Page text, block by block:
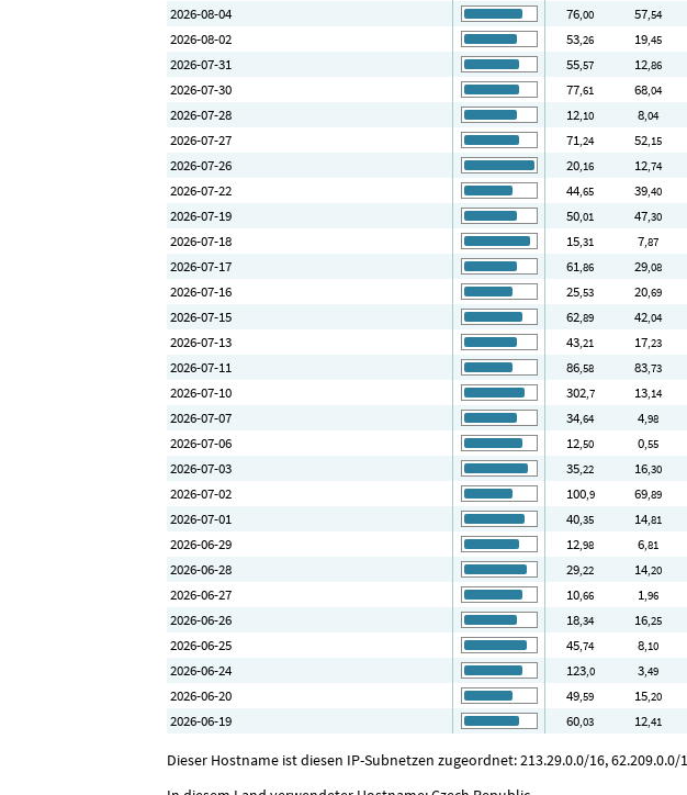
2026-08-04
76,00 57,54
2026-08-02
53,26 19,45
2026-07-31
55,57 12,86
2026-07-30
77,61 68,04
2026-07-28
12,10 8,04
2026-07-27
71,24 52,15
2026-07-26
20,16 12,74
2026-07-22
44,65 39,40
2026-07-19
50,01 47,30
2026-07-18
15,31 7,87
2026-07-17
61,86 29,08
2026-07-16
25,53 20,69
2026-07-15
62,89 42,04
2026-07-13
43,21 17,23
2026-07-11
86,58 83,73
2026-07-10
302,7 13,14
2026-07-07
34,64 4,98
2026-07-06
12,50 0,55
2026-07-03
35,22 16,30
2026-07-02
100,9 69,89
2026-07-01
40,35 14,81
2026-06-29
12,98 6,81
2026-06-28
29,22 14,20
2026-06-27
10,66 1,96
2026-06-26
18,34 16,25
2026-06-25
45,74 8,10
2026-06-24
123,0 3,49
2026-06-20
49,59 15,20
2026-06-19
60,03 12,41
Dieser Hostname ist diesen IP-Subnetzen zugeordnet: 213.29.0.0/16, 62.209.0.0/